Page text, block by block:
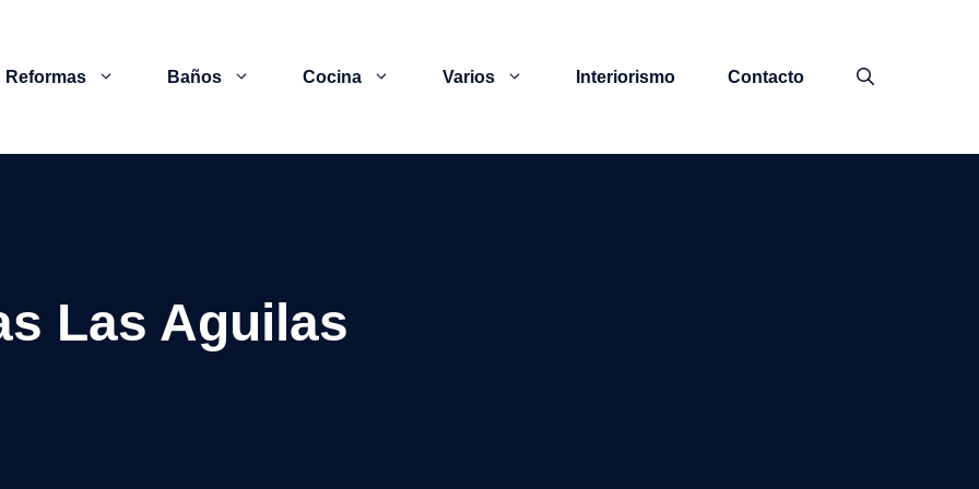
Reformas Baños Cocina Varios Interiorismo Contacto
Las Aguilas